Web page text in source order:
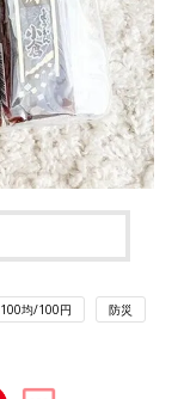
100均/100円 防災